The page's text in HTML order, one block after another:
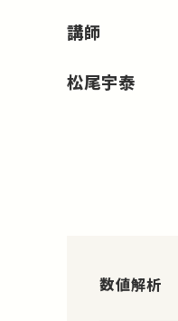
講師
松尾宇泰
数値解析